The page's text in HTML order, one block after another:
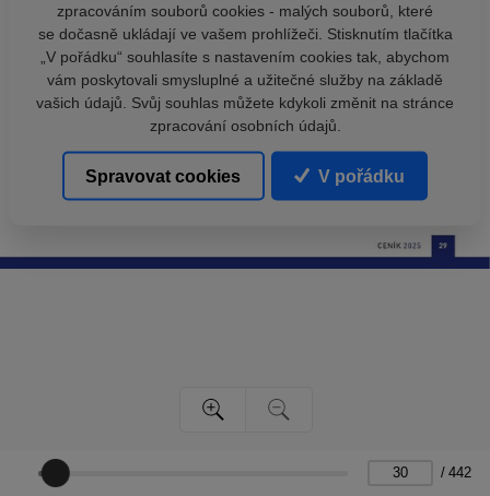
/ 442
zpracováním souborů cookies - malých souborů, které
se dočasně ukládají ve vašem prohlížeči. Stisknutím tlačítka
„V pořádku“ souhlasíte s nastavením cookies tak, abychom
vám poskytovali smysluplné a užitečné služby na základě
vašich údajů. Svůj souhlas můžete kdykoli změnit na stránce
zpracování osobních údajů.
Spravovat cookies V pořádku